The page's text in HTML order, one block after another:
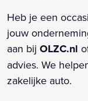
Heb je een
jouw
aan bij OLZC.nl
advies. We
zakelijke auto.